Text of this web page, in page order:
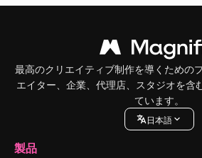
最高のクリエイティブ制作を導くための
エイター、企業、代理店、スタジオを含
ています。
日本語
製品